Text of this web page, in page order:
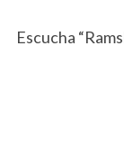
Escucha